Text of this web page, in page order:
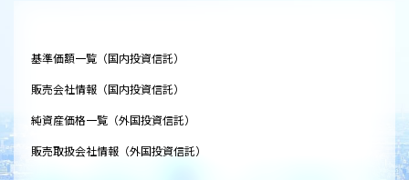
基準価額一覧（国内投資信託）
販売会社情報（国内投資信託）
純資産価格一覧（外国投資信託）
販売取扱会社情報（外国投資信託）